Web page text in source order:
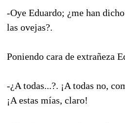
-Oye Eduardo; ¿me han
las ovejas?.
Poniendo cara de extrañeza
-¿A todas...?. ¡A todas no,
¡A estas mías, claro!